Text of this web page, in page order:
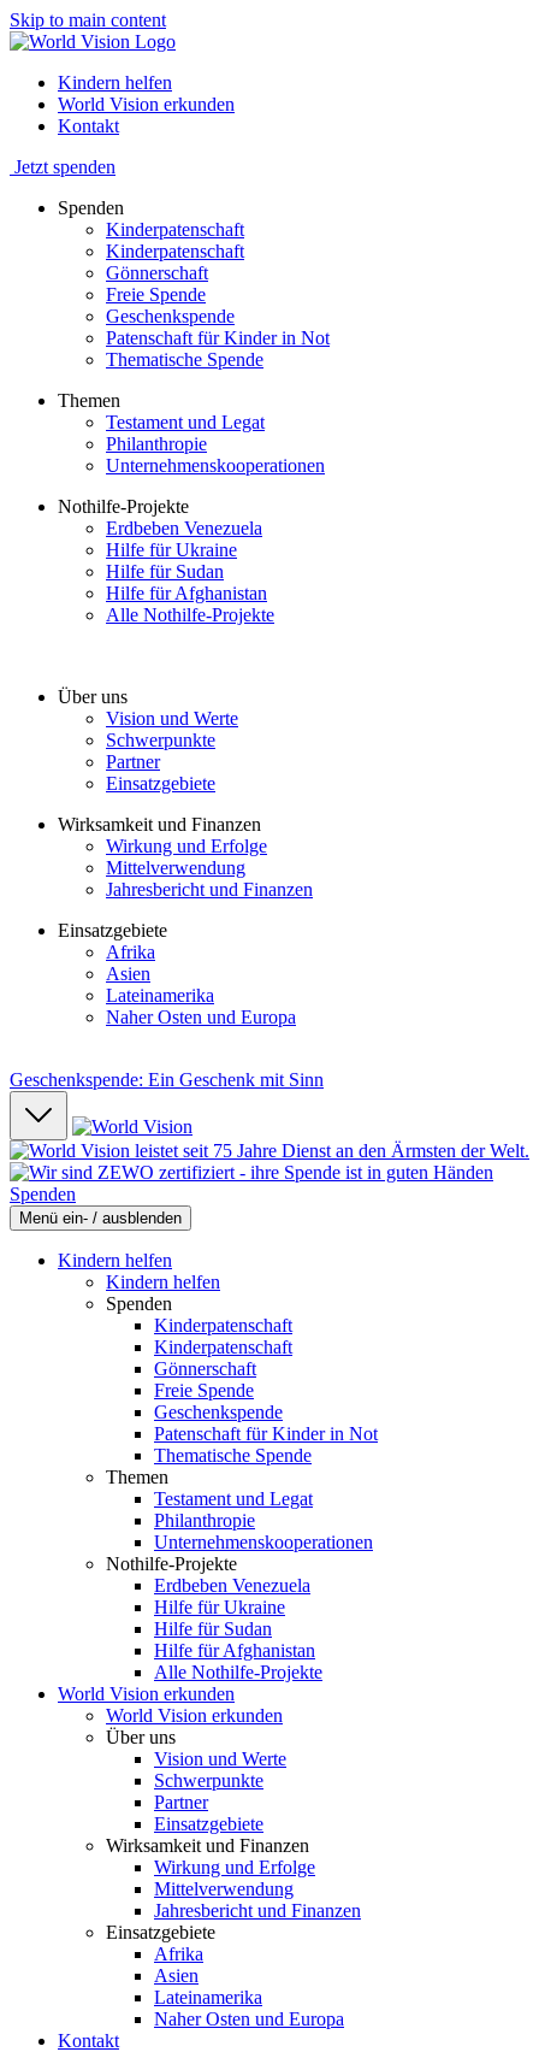
Skip to main content
Kindern helfen
World Vision erkunden
Kontakt
Jetzt spenden
Spenden
Kinderpatenschaft
Kinderpatenschaft
Gönnerschaft
Freie Spende
Geschenkspende
Patenschaft für Kinder in Not
Thematische Spende
Themen
Testament und Legat
Philanthropie
Unternehmenskooperationen
Nothilfe-Projekte
Erdbeben Venezuela
Hilfe für Ukraine
Hilfe für Sudan
Hilfe für Afghanistan
Alle Nothilfe-Projekte
Über uns
Vision und Werte
Schwerpunkte
Partner
Einsatzgebiete
Wirksamkeit und Finanzen
Wirkung und Erfolge
Mittelverwendung
Jahresbericht und Finanzen
Einsatzgebiete
Afrika
Asien
Lateinamerika
Naher Osten und Europa
Geschenkspende: Ein Geschenk mit Sinn
Spenden
Menü ein- / ausblenden
Kindern helfen
Kindern helfen
Spenden
Kinderpatenschaft
Kinderpatenschaft
Gönnerschaft
Freie Spende
Geschenkspende
Patenschaft für Kinder in Not
Thematische Spende
Themen
Testament und Legat
Philanthropie
Unternehmenskooperationen
Nothilfe-Projekte
Erdbeben Venezuela
Hilfe für Ukraine
Hilfe für Sudan
Hilfe für Afghanistan
Alle Nothilfe-Projekte
World Vision erkunden
World Vision erkunden
Über uns
Vision und Werte
Schwerpunkte
Partner
Einsatzgebiete
Wirksamkeit und Finanzen
Wirkung und Erfolge
Mittelverwendung
Jahresbericht und Finanzen
Einsatzgebiete
Afrika
Asien
Lateinamerika
Naher Osten und Europa
Kontakt